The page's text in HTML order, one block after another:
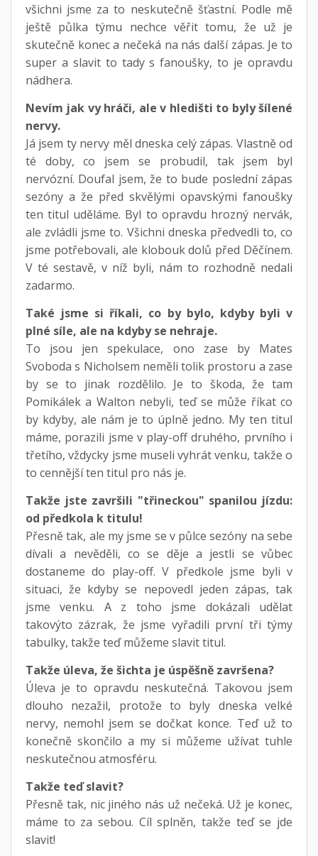
všichni jsme za to neskutečně šťastní. Podle mě
ještě půlka týmu nechce věřit tomu, že už je
skutečně konec a nečeká na nás další zápas. Je to
super a slavit to tady s fanoušky, to je opravdu
nádhera.
Nevím jak vy hráči, ale v hledišti to byly šílené
nervy.
Já jsem ty nervy měl dneska celý zápas. Vlastně od
té doby, co jsem se probudil, tak jsem byl
nervózní. Doufal jsem, že to bude poslední zápas
sezóny a že před skvělými opavskými fanoušky
ten titul uděláme. Byl to opravdu hrozný nervák,
ale zvládli jsme to. Všichni dneska předvedli to, co
jsme potřebovali, ale klobouk dolů před Děčínem.
V té sestavě, v níž byli, nám to rozhodně nedali
zadarmo.
Také jsme si říkali, co by bylo, kdyby byli v
plné síle, ale na kdyby se nehraje.
To jsou jen spekulace, ono zase by Mates
Svoboda s Nicholsem neměli tolik prostoru a zase
by se to jinak rozdělilo. Je to škoda, že tam
Pomikálek a Walton nebyli, teď se může říkat co
by kdyby, ale nám je to úplně jedno. My ten titul
máme, porazili jsme v play-off druhého, prvního i
třetího, vždycky jsme museli vyhrát venku, takže o
to cennější ten titul pro nás je.
Takže jste završili "třineckou" spanilou jízdu:
od předkola k titulu!
Přesně tak, ale my jsme se v půlce sezóny na sebe
dívali a nevěděli, co se děje a jestli se vůbec
dostaneme do play-off. V předkole jsme byli v
situaci, že kdyby se nepovedl jeden zápas, tak
jsme venku. A z toho jsme dokázali udělat
takovýto zázrak, že jsme vyřadili první tři týmy
tabulky, takže teď můžeme slavit titul.
Takže úleva, že šichta je úspěšně završena?
Úleva je to opravdu neskutečná. Takovou jsem
dlouho nezažil, protože to byly dneska velké
nervy, nemohl jsem se dočkat konce. Teď už to
konečně skončilo a my si můžeme užívat tuhle
neskutečnou atmosféru.
Takže teď slavit?
Přesně tak, nic jiného nás už nečeká. Už je konec,
máme to za sebou. Cíl splněn, takže teď se jde
slavit!